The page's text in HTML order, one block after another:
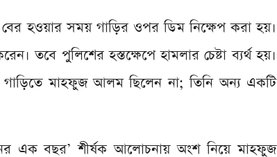
বের হওয়ার সময় গাড়ির ওপর ডিম নিক্ষেপ করা হয়।
তবে পুলিশের হস্তক্ষেপে হামলার চেষ্টা ব্যর্থ হয়।
গাড়িতে মাহফুজ আলম ছিলেন না; তিনি অন্য একটি
এক বছর’ শীর্ষক আলোচনায় অংশ নিয়ে মাহফুজ